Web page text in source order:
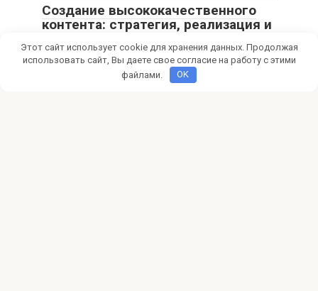
Создание высококачественного
контента: стратегия, реализация и
Откройте, почему качество контента – это не просто
слова, а фундамент доверия и привлечения
Этот сайт использует cookie для хранения данных. Продолжая
использовать сайт, Вы даете свое согласие на работу с этими
файлами.
OK